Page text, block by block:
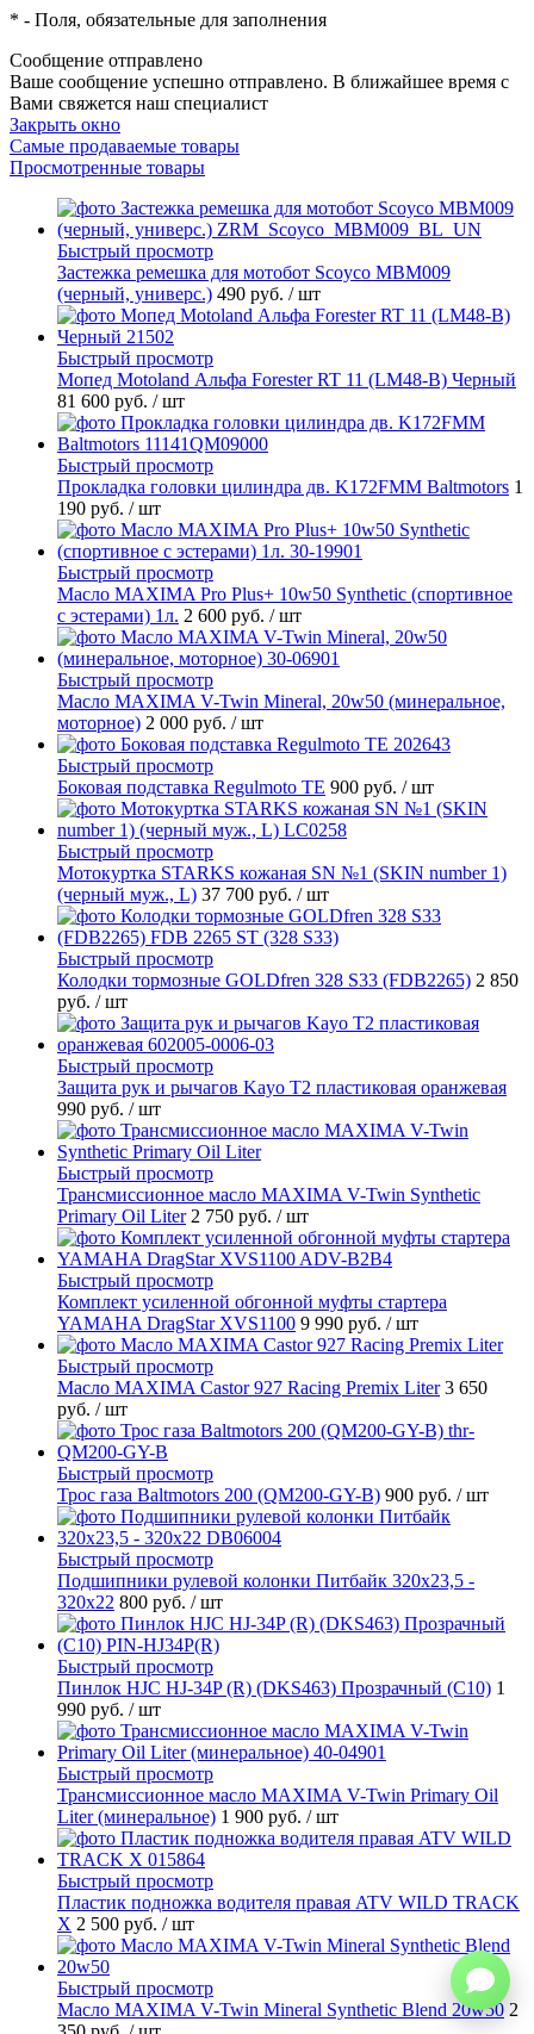
* - Поля, обязательные для заполнения
Сообщение отправлено
Ваше сообщение успешно отправлено. В ближайшее время с
Вами свяжется наш специалист
Закрыть окно
Самые продаваемые товары
Просмотренные товары
Быстрый просмотр
Застежка ремешка для мотобот Scoyco MBM009
(черный, универс.) 490 руб. / шт
Быстрый просмотр
Мопед Motoland Альфа Forester RT 11 (LM48-B) Черный
81 600 руб. / шт
Быстрый просмотр
Прокладка головки цилиндра дв. K172FMM Baltmotors 1
190 руб. / шт
Быстрый просмотр
Масло MAXIMA Pro Plus+ 10w50 Synthetic (спортивное
с эстерами) 1л. 2 600 руб. / шт
Быстрый просмотр
Масло MAXIMA V-Twin Mineral, 20w50 (минеральное,
моторное) 2 000 руб. / шт
Быстрый просмотр
Боковая подставка Regulmoto TE 900 руб. / шт
Быстрый просмотр
Мотокуртка STARKS кожаная SN №1 (SKIN number 1)
(черный муж., L) 37 700 руб. / шт
Быстрый просмотр
Колодки тормозные GOLDfren 328 S33 (FDB2265) 2 850
руб. / шт
Быстрый просмотр
Защита рук и рычагов Kayo T2 пластиковая оранжевая
990 руб. / шт
Быстрый просмотр
Трансмиссионное масло MAXIMA V-Twin Synthetic
Primary Oil Liter 2 750 руб. / шт
Быстрый просмотр
Комплект усиленной обгонной муфты стартера
YAMAHA DragStar XVS1100 9 990 руб. / шт
Быстрый просмотр
Масло MAXIMA Castor 927 Racing Premix Liter 3 650
руб. / шт
Быстрый просмотр
Трос газа Baltmotors 200 (QM200-GY-B) 900 руб. / шт
Быстрый просмотр
Подшипники рулевой колонки Питбайк 320x23,5 -
320x22 800 руб. / шт
Быстрый просмотр
Пинлок HJC HJ-34P (R) (DKS463) Прозрачный (C10) 1
990 руб. / шт
Быстрый просмотр
Трансмиссионное масло MAXIMA V-Twin Primary Oil
Liter (минеральное) 1 900 руб. / шт
Быстрый просмотр
Пластик подножка водителя правая ATV WILD TRACK
X 2 500 руб. / шт
Быстрый просмотр
Масло MAXIMA V-Twin Mineral Synthetic Blend 20w50 2